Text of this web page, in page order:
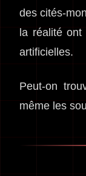
des cités-
la réalité ont
artificielles.
Peut-on
même les